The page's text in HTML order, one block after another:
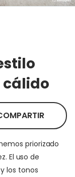
cálido
priorizado
El uso de
los tonos